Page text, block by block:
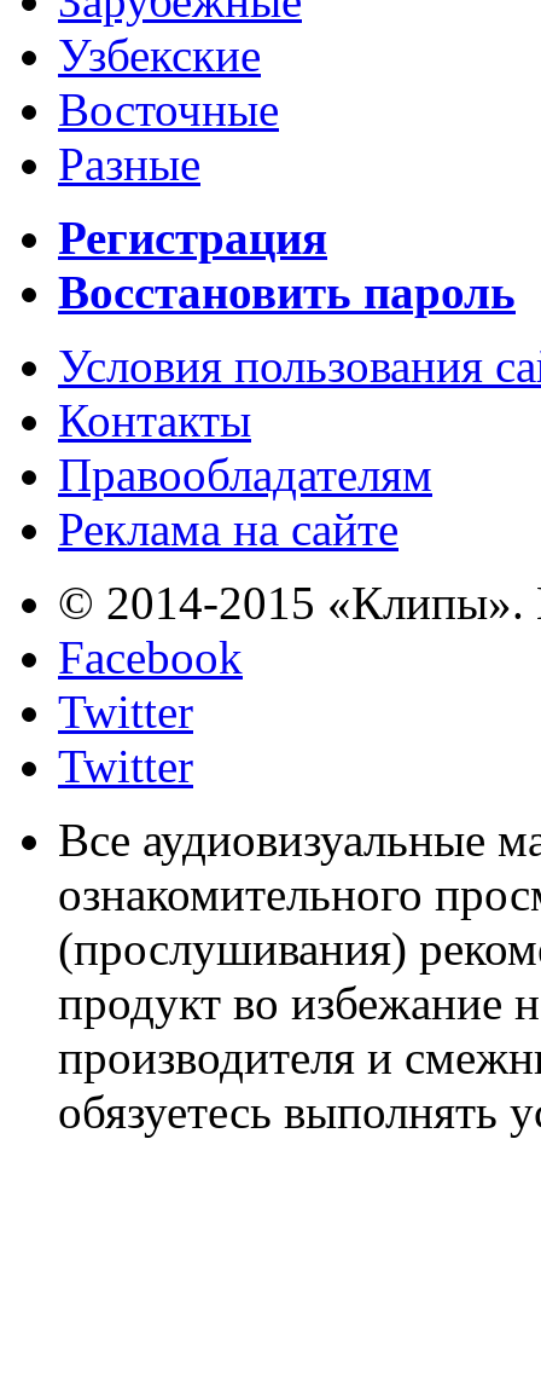
Узбекские
Восточные
Разные
Регистрация
Восстановить пароль
Условия пользования
Контакты
Правообладателям
Реклама на сайте
© 2014-2015 «Клипы».
Facebook
Twitter
Twitter
Все аудиовизуальные
ознакомительного
(прослушивания)
продукт во избежание
производителя и
обязуетесь выполнять